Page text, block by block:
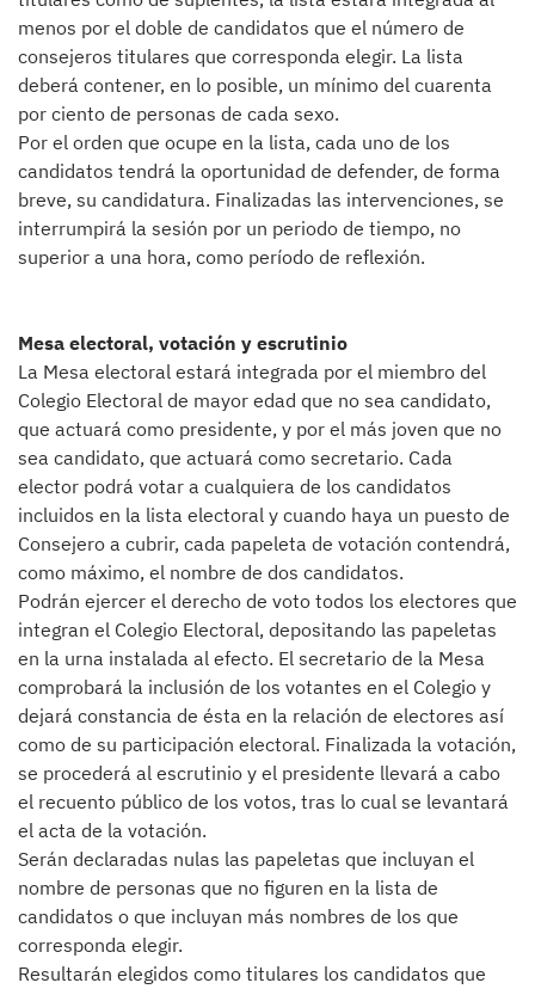
menos por el doble de candidatos que el número de
consejeros titulares que corresponda elegir. La lista
deberá contener, en lo posible, un mínimo del cuarenta
por ciento de personas de cada sexo.
Por el orden que ocupe en la lista, cada uno de los
candidatos tendrá la oportunidad de defender, de forma
breve, su candidatura. Finalizadas las intervenciones, se
interrumpirá la sesión por un periodo de tiempo, no
superior a una hora, como período de reflexión.
Mesa electoral, votación y escrutinio
La Mesa electoral estará integrada por el miembro del
Colegio Electoral de mayor edad que no sea candidato,
que actuará como presidente, y por el más joven que no
sea candidato, que actuará como secretario. Cada
elector podrá votar a cualquiera de los candidatos
incluidos en la lista electoral y cuando haya un puesto de
Consejero a cubrir, cada papeleta de votación contendrá,
como máximo, el nombre de dos candidatos.
Podrán ejercer el derecho de voto todos los electores que
integran el Colegio Electoral, depositando las papeletas
en la urna instalada al efecto. El secretario de la Mesa
comprobará la inclusión de los votantes en el Colegio y
dejará constancia de ésta en la relación de electores así
como de su participación electoral. Finalizada la votación,
se procederá al escrutinio y el presidente llevará a cabo
el recuento público de los votos, tras lo cual se levantará
el acta de la votación.
Serán declaradas nulas las papeletas que incluyan el
nombre de personas que no figuren en la lista de
candidatos o que incluyan más nombres de los que
corresponda elegir.
Resultarán elegidos como titulares los candidatos que